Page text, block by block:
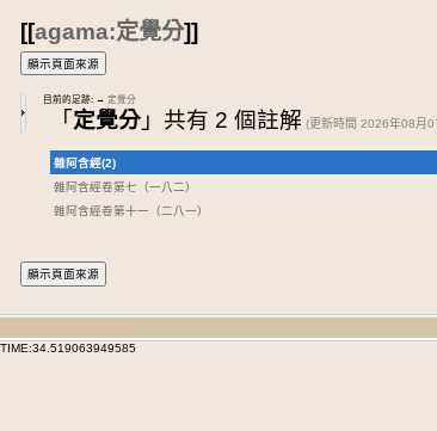
[[agama:定覺分]]
目前的足跡: → 定覺分
「 定覺分」共有 2 個註解 (更新時間 2026年08月
雜阿含經(2)
雜阿含經卷第七 （一八二）
雜阿含經卷第十一 （二八一）
TIME:34.519063949585